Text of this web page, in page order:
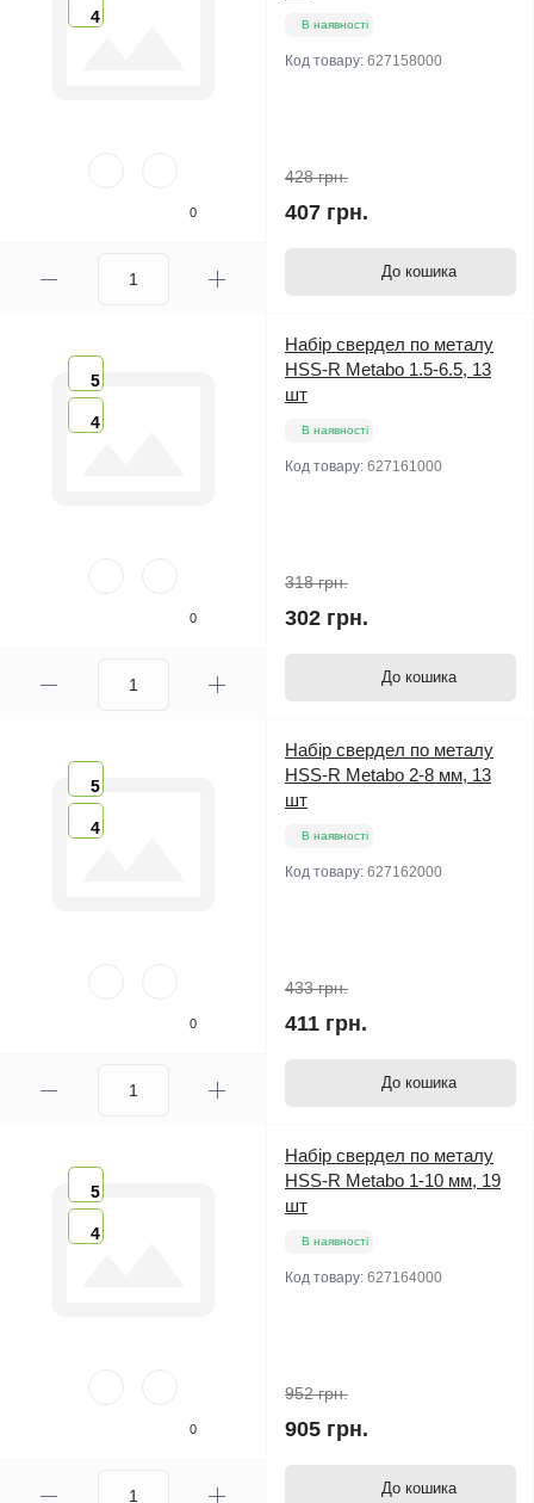
4
0
В наявності
Код товару: 627158000
428 грн.
407 грн.
До кошика
5
4
0
Набір свердел по металу
HSS-R Metabo 1.5-6.5, 13
шт
В наявності
Код товару: 627161000
318 грн.
302 грн.
До кошика
5
4
0
Набір свердел по металу
HSS-R Metabo 2-8 мм, 13
шт
В наявності
Код товару: 627162000
433 грн.
411 грн.
До кошика
5
4
0
Набір свердел по металу
HSS-R Metabo 1-10 мм, 19
шт
В наявності
Код товару: 627164000
952 грн.
905 грн.
До кошика